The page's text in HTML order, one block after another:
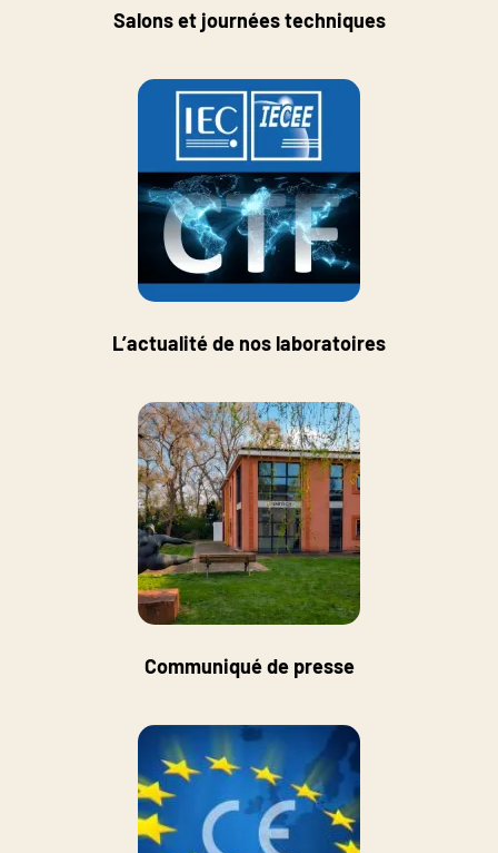
Salons et journées techniques
L’actualité de nos laboratoires
Communiqué de presse